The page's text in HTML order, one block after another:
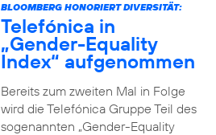
BLOOMBERG HONORIERT DIVERSITÄT:
Telefónica in
„Gender-Equality
Index“ aufgenommen
Bereits zum zweiten Mal in Folge
wird die Telefónica Gruppe Teil des
sogenannten „Gender-Equality